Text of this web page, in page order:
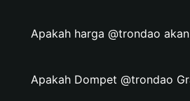
Apakah harga @trondao
Apakah Dompet @trondao